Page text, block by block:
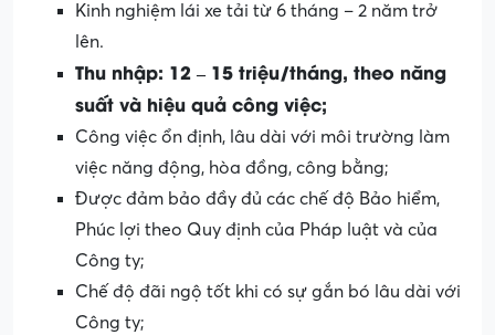
Kinh nghiệm lái xe tải từ 6 tháng – 2 năm trở
lên.
Thu nhập: 12 – 15 triệu/tháng, theo năng
suất và hiệu quả công việc;
Công việc ổn định, lâu dài với môi trường làm
việc năng động, hòa đồng, công bằng;
Được đảm bảo đầy đủ các chế độ Bảo hiểm,
Phúc lợi theo Quy định của Pháp luật và của
Công ty;
Chế độ đãi ngộ tốt khi có sự gắn bó lâu dài với
Công ty;